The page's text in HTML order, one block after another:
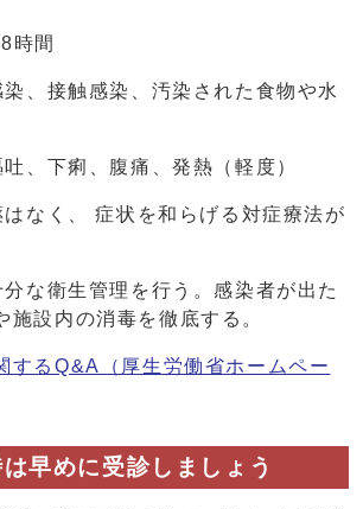
時間
、接触感染、汚染された食物や水
、下痢、腹痛、発熱（軽度）
なく、 症状を和らげる対症療法が
な衛生管理を行う。感染者が出た
施設内の消毒を徹底する。
するQ&A（厚生労働省ホームペー
早めに受診しましょう